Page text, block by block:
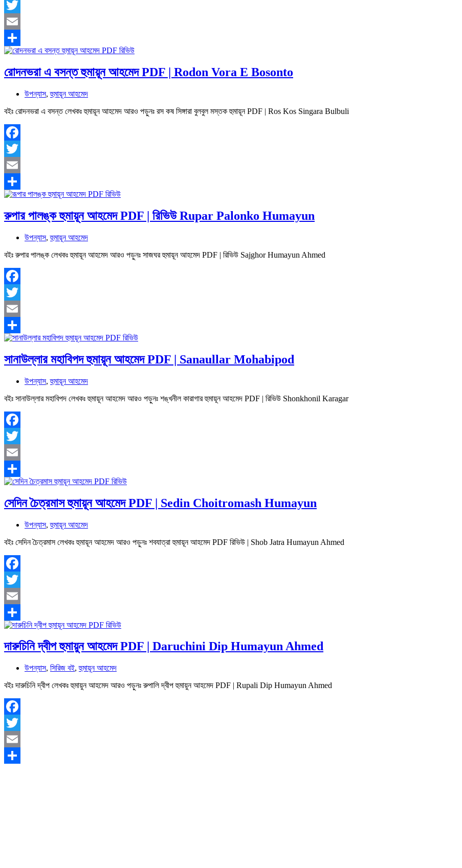
Facebook
Twitter
Email
Share
রোদনভরা এ বসন্ত হুমায়ূন আহমেদ PDF | Rodon Vora E Bosonto
উপন্যাস,হুমায়ূন আহমেদ
বইঃ রোদনভরা এ বসন্ত লেখকঃ হুমায়ূন আহমেদ আরও পড়ুনঃ রস কষ সিঙ্গারা বুলবুল মস্তক হুমায়ূন PDF | Ros Kos Singara Bulbuli
Facebook
Twitter
Email
Share
রুপার পালঙ্ক হুমায়ূন আহমেদ PDF | রিভিউ Rupar Palonko Humayun
উপন্যাস,হুমায়ূন আহমেদ
বইঃ রুপার পালঙ্ক লেখকঃ হুমায়ূন আহমেদ আরও পড়ুনঃ সাজঘর হুমায়ূন আহমেদ PDF | রিভিউ Sajghor Humayun Ahmed
Facebook
Twitter
Email
Share
সানাউল্লার মহাবিপদ হুমায়ূন আহমেদ PDF | Sanaullar Mohabipod
উপন্যাস,হুমায়ূন আহমেদ
বইঃ সানাউল্লার মহাবিপদ লেখকঃ হুমায়ূন আহমেদ আরও পড়ুনঃ শঙ্খনীল কারাগার হুমায়ূন আহমেদ PDF | রিভিউ Shonkhonil Karagar
Facebook
Twitter
Email
Share
সেদিন চৈত্রমাস হুমায়ূন আহমেদ PDF | Sedin Choitromash Humayun
উপন্যাস,হুমায়ূন আহমেদ
বইঃ সেদিন চৈত্রমাস লেখকঃ হুমায়ূন আহমেদ আরও পড়ুনঃ শবযাত্রা হুমায়ূন আহমেদ PDF রিভিউ | Shob Jatra Humayun Ahmed
Facebook
Twitter
Email
Share
দারুচিনি দ্বীপ হুমায়ুন আহমেদ PDF | Daruchini Dip Humayun Ahmed
উপন্যাস, সিরিজ বই,হুমায়ূন আহমেদ
বইঃ দারুচিনি দ্বীপ লেখকঃ হুমায়ুন আহমেদ আরও পড়ুনঃ রুপালি দ্বীপ হুমায়ুন আহমেদ PDF | Rupali Dip Humayun Ahmed
Facebook
Twitter
Email